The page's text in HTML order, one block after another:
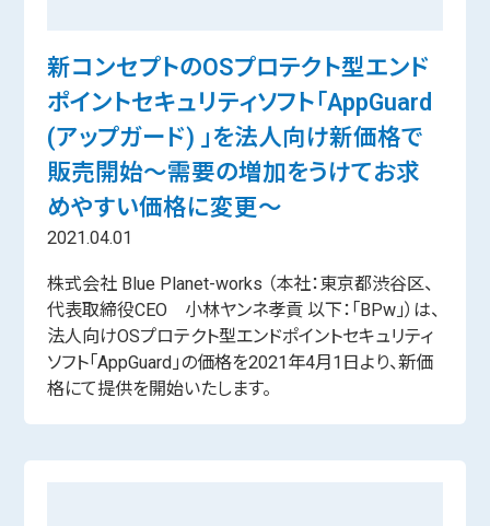
新コンセプトのOSプロテクト型エンド
ポイントセキュリティソフト「AppGuard
(アップガード) 」を法人向け新価格で
販売開始～需要の増加をうけてお求
めやすい価格に変更～
2021.04.01
株式会社 Blue Planet-works （本社：東京都渋谷区、
代表取締役CEO 小林ヤンネ孝貢 以下：「BPw」）は、
法人向けOSプロテクト型エンドポイントセキュリティ
ソフト「AppGuard」の価格を2021年4月1日より、新価
格にて提供を開始いたします。